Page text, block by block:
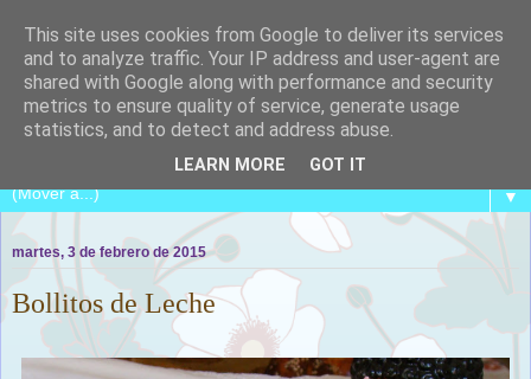
COCINA CON CATALINA
▼
martes, 3 de febrero de 2015
Bollitos de Leche
This site uses cookies from Google to deliver its services
and to analyze traffic. Your IP address and user-agent are
shared with Google along with performance and security
metrics to ensure quality of service, generate usage
statistics, and to detect and address abuse.
LEARN MORE GOT IT